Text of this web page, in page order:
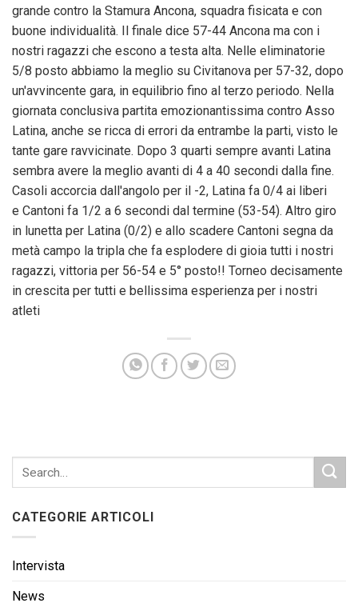
grande contro la Stamura Ancona, squadra fisicata e con
buone individualità. Il finale dice 57-44 Ancona ma con i
nostri ragazzi che escono a testa alta. Nelle eliminatorie
5/8 posto abbiamo la meglio su Civitanova per 57-32, dopo
un'avvincente gara, in equilibrio fino al terzo periodo. Nella
giornata conclusiva partita emozionantissima contro Asso
Latina, anche se ricca di errori da entrambe la parti, visto le
tante gare ravvicinate. Dopo 3 quarti sempre avanti Latina
sembra avere la meglio avanti di 4 a 40 secondi dalla fine.
Casoli accorcia dall'angolo per il -2, Latina fa 0/4 ai liberi
e Cantoni fa 1/2 a 6 secondi dal termine (53-54). Altro giro
in lunetta per Latina (0/2) e allo scadere Cantoni segna da
metà campo la tripla che fa esplodere di gioia tutti i nostri
ragazzi, vittoria per 56-54 e 5° posto!! Torneo decisamente
in crescita per tutti e bellissima esperienza per i nostri
atleti
CATEGORIE ARTICOLI
Intervista
News